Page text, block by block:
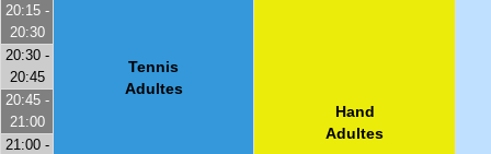
Tennis
Adultes
Hand
Adultes
20:15 -
20:30
20:30 -
20:45
20:45 -
21:00
21:00 -